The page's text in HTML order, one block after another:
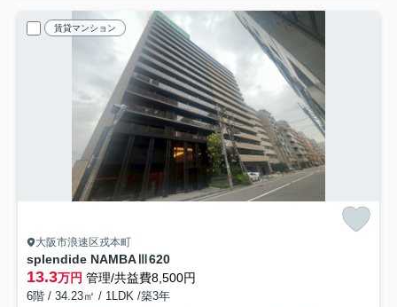
賃貸マンション
大阪市浪速区戎本町
splendide NAMBAⅢ620
13.3万円 管理/共益費8,500円
6階 / 34.23㎡ / 1LDK /築3年